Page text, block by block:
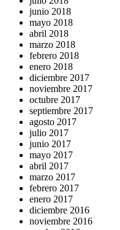
junio 2018
mayo 2018
abril 2018
marzo 2018
febrero 2018
enero 2018
diciembre 2017
noviembre 2017
octubre 2017
septiembre 2017
agosto 2017
julio 2017
junio 2017
mayo 2017
abril 2017
marzo 2017
febrero 2017
enero 2017
diciembre 2016
noviembre 2016